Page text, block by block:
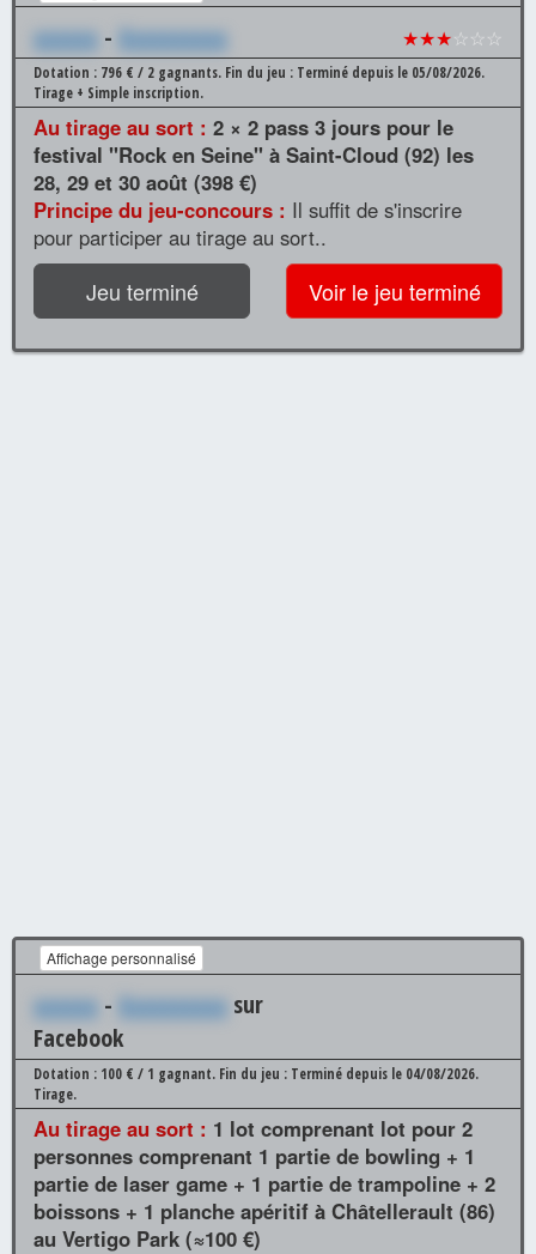
xxxxxx - Xxxxxxxxxx ★★★☆☆☆
Dotation : 796 € / 2 gagnants. Fin du jeu : Terminé depuis le 05/08/2026.
Tirage + Simple inscription.
Au tirage au sort : 2 × 2 pass 3 jours pour le
festival "Rock en Seine" à Saint-Cloud (92) les
28, 29 et 30 août (398 €)
Principe du jeu-concours : Il suffit de s'inscrire
pour participer au tirage au sort..
Jeu terminé Voir le jeu terminé
Affichage personnalisé
xxxxxx - Xxxxxxxxxx sur
Facebook
Dotation : 100 € / 1 gagnant. Fin du jeu : Terminé depuis le 04/08/2026.
Tirage.
Au tirage au sort : 1 lot comprenant lot pour 2
personnes comprenant 1 partie de bowling + 1
partie de laser game + 1 partie de trampoline + 2
boissons + 1 planche apéritif à Châtellerault (86)
au Vertigo Park (≈100 €)